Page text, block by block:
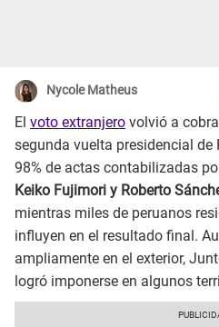
Nycole Matheus
El voto extranjero volvió a
segunda vuelta presidencial de
98% de actas contabilizadas
Keiko Fujimori y Roberto
mientras miles de peruanos
influyen en el resultado final.
ampliamente en el exterior,
logró imponerse en algunos